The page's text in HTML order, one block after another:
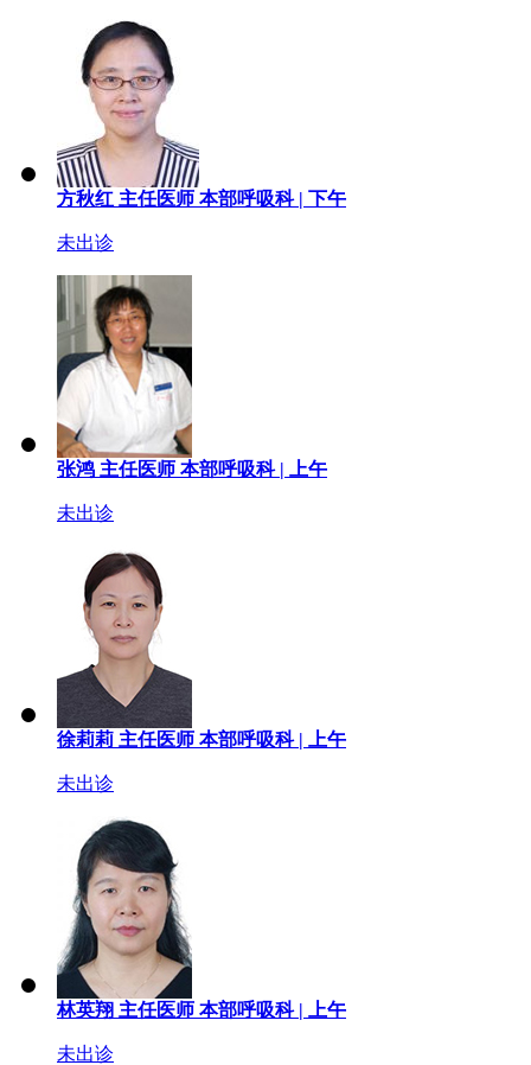
方秋红 主任医师 本部呼吸科 | 下午
未出诊
张鸿 主任医师 本部呼吸科 | 上午
未出诊
徐莉莉 主任医师 本部呼吸科 | 上午
未出诊
林英翔 主任医师 本部呼吸科 | 上午
未出诊